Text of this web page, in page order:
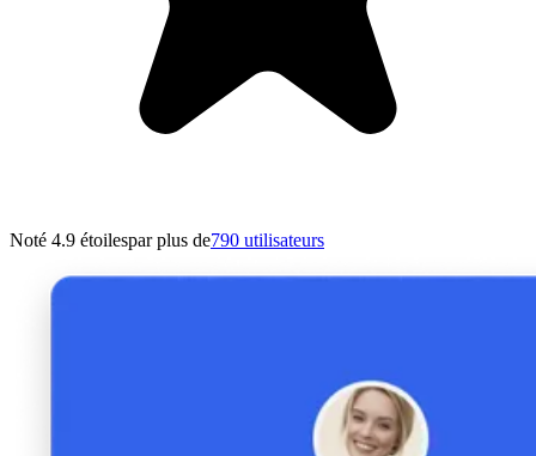
Noté 4.9 étoilespar plus de790 utilisateurs